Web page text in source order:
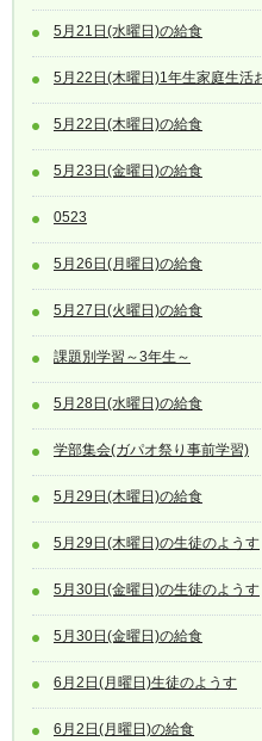
5月21日(水曜日)の給食
5月22日(木曜日)1年生家庭生活
5月22日(木曜日)の給食
5月23日(金曜日)の給食
0523
5月26日(月曜日)の給食
5月27日(火曜日)の給食
課題別学習～3年生～
5月28日(水曜日)の給食
学部集会(ガパオ祭り事前学習)
5月29日(木曜日)の給食
5月29日(木曜日)の生徒のようす
5月30日(金曜日)の生徒のようす
5月30日(金曜日)の給食
6月2日(月曜日)生徒のようす
6月2日(月曜日)の給食